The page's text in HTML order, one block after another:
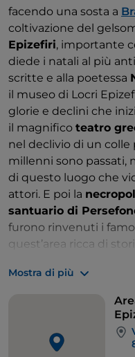
facendo una sosta a
coltivazione del
Epizefiri, importante
diede i natali al più
scritte e alla poetessa
il museo di Locri
glorie e declini che
il magnifico teatro
nel declivio di un colle
millenni sono passati,
di questo luogo che
attori. E poi la
santuario di
furono rinvenuti i
quest’area ricca di
nelVII-VIII secolo d.C
che Locri
Mostra di più